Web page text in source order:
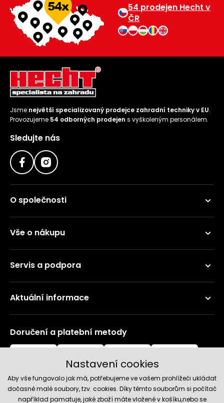
54 prodejen Hecht v
ČR
Jsme největší specializovaný prodejce zahradní techniky v EU.
Provozujeme 54 odborných prodejen s vyškoleným personálem.
Sledujte nás
O společnosti
Vše o nákupu
Servis a podpora
Aktuální informace
Doručení a platební metody
Nastavení cookies
Aby vše fungovalo jak má, potřebujeme ve vašem prohlížeči ukládat
dočasně malé soubory, tzv. cookies. Díky těmto souborům si počítač
například pamatuje, jaké zboží máte vložené v košíku,nebo se